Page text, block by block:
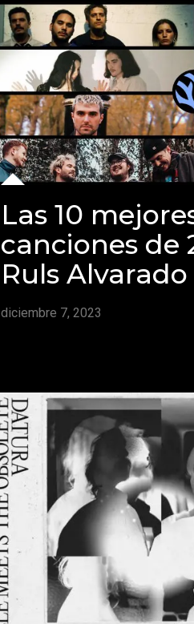
Las 10
canciones de
Ruls Alvarado
diciembre 7, 2023